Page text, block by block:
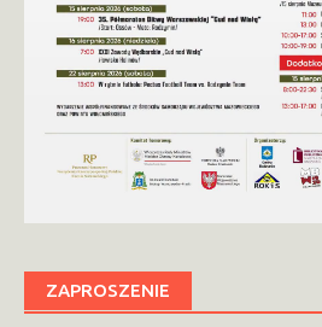
ZAPROSZENIE